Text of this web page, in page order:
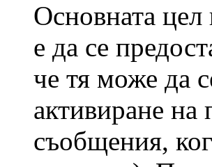
Основната цел
е да се
че тя може да
активиране на
съобщения,